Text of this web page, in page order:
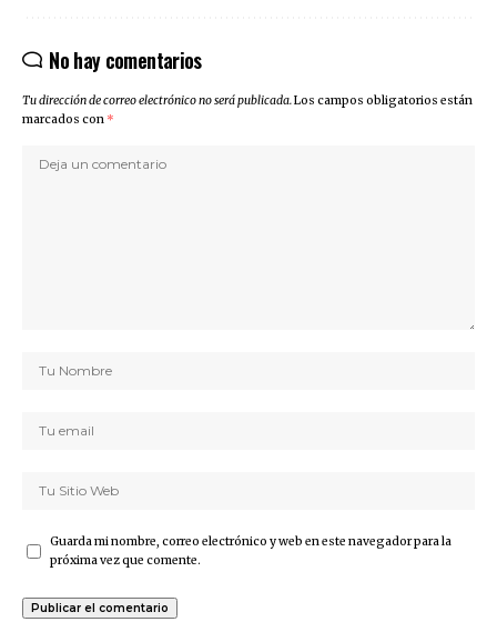
No hay comentarios
Tu dirección de correo electrónico no será publicada.Los campos obligatorios están
marcados con *
Guarda mi nombre, correo electrónico y web en este navegador para la
próxima vez que comente.